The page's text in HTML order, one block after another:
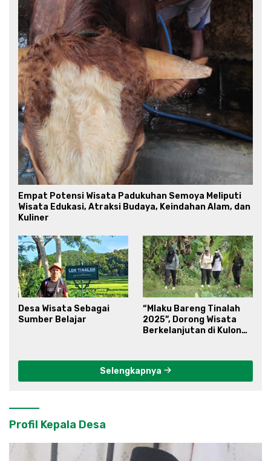
Empat Potensi Wisata Padukuhan Semoya Meliputi
Wisata Edukasi, Atraksi Budaya, Keindahan Alam, dan
Kuliner
Desa Wisata Sebagai
Sumber Belajar
“Mlaku Bareng Tinalah
2025”, Dorong Wisata
Berkelanjutan di Kulon
Selengkapnya
Profil Kepala Desa